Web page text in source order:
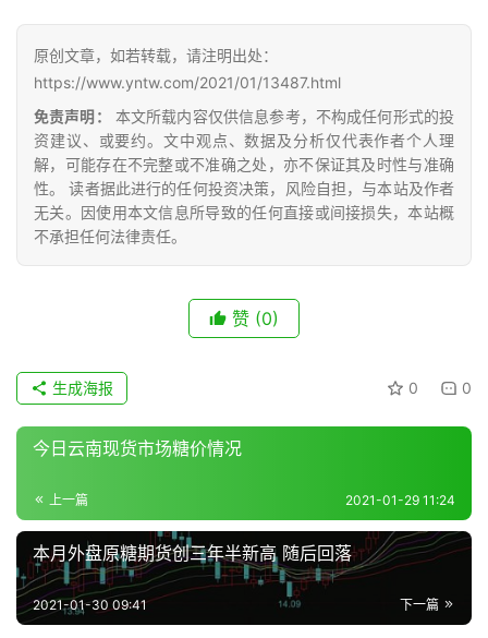
网
公
众
号
现
专
题
地
区
频
道
原创文章，如若转载，请注明出处：
https://www.yntw.com/2021/01/13487.html
免责声明：
本文所载内容仅供信息参考，不构成任何形式的投
资建议、或要约。文中观点、数据及分析仅代表作者个人理
解，可能存在不完整或不准确之处，亦不保证其及时性与准确
性。 读者据此进行的任何投资决策，风险自担，与本站及作者
无关。因使用本文信息所导致的任何直接或间接损失，本站概
不承担任何法律责任。
赞 (0)
0 0
生成海报
今日云南现货市场糖价情况
上一篇 2021-01-29 11:24
本月外盘原糖期货创三年半新高 随后回落
下一篇
2021-01-30 09:41